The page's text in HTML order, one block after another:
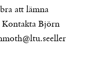
att lämna
Kontakta Björn